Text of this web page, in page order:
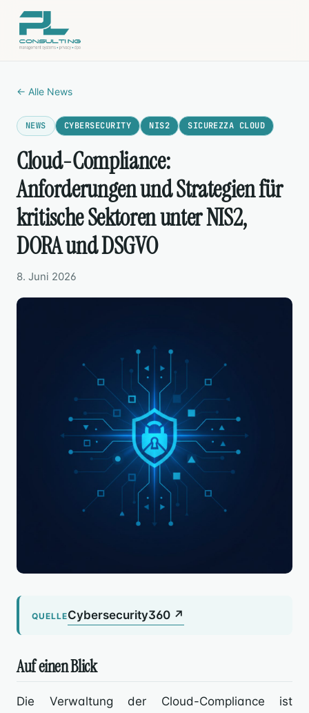
← Alle News
NEWS CYBERSECURITY NIS2 SICUREZZA CLOUD
Cloud-Compliance:
Anforderungen und Strategien für
kritische Sektoren unter NIS2,
DORA und DSGVO
8. Juni 2026
QUELLECybersecurity360 ↗
Auf einen Blick
Die Verwaltung der Cloud-Compliance ist